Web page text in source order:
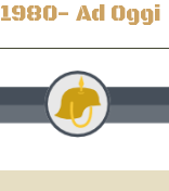
1980- Ad Oggi